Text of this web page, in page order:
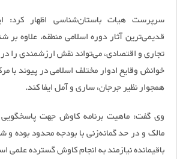
سرپرست هیات باستان‌شناسی اظهار کرد:
قدیمی‌ترین آثار دوره اسلامی منطقه، علاوه بر
تجاری و اقتصادی، می‌تواند نقش ارزشمندی را
خوانش وقایع ادوار مختلف اسلامی در پیوند با
همجوار نظیر جرجان، ساری و آمل ایفا کند.
وی گفت: ماهیت برنامه کاوش جهت پاسخگویی
مالک و در حد گمانه‌زنی با بودجه محدود بوده
باقیمانده نیازمند به انجام کاوش گسترده علمی